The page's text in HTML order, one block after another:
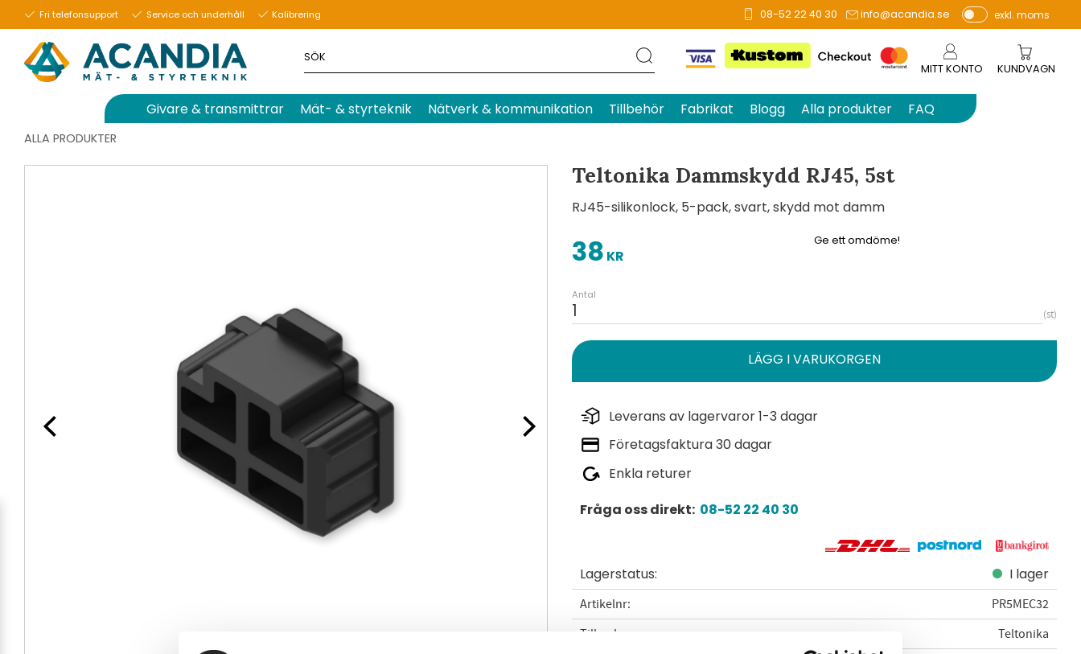
Fri telefonsupport Service och underhåll Kalibrering 08-52 22 40 30 info@acandia.se
P
e
r
vi
exkl. moms
MITT KONTO KUNDVAGN
Givare & transmittrar Mät- & styrteknik Nätverk & kommunikation Tillbehör Fabrikat Blogg Alla produkter FAQ
ALLA PRODUKTER
Teltonika Dammskydd RJ45, 5st
RJ45-silikonlock, 5-pack, svart, skydd mot damm
38 KR
Antal
st
Leverans av lagervaror 1-3 dagar
Företagsfaktura 30 dagar
Enkla returer
Fråga oss direkt: 08-52 22 40 30
Lagerstatus I lager
Artikelnr
PR5MEC32
Tillverkare
Teltonika
Ge ett omdöme!
Baserat på 0 betyg.